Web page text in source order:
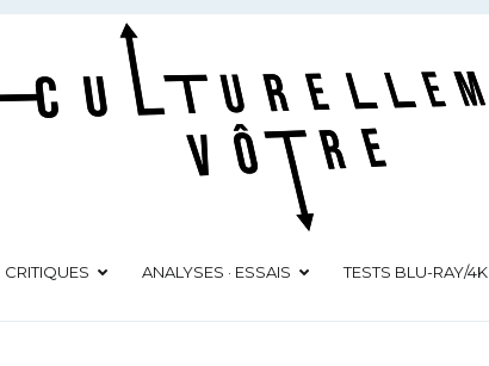
Culturellement Vôtre
CRITIQUES ANALYSES · ESSAIS TESTS BLU-RAY/4K